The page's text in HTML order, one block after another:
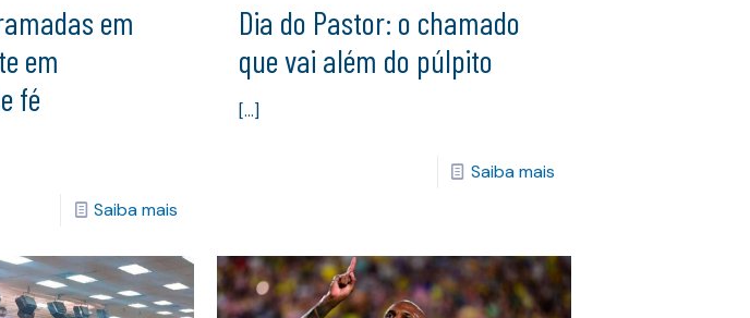
em
em
fé
Saiba mais
Dia do Pastor: o chamado
que vai além do púlpito
[…]
Saiba mais